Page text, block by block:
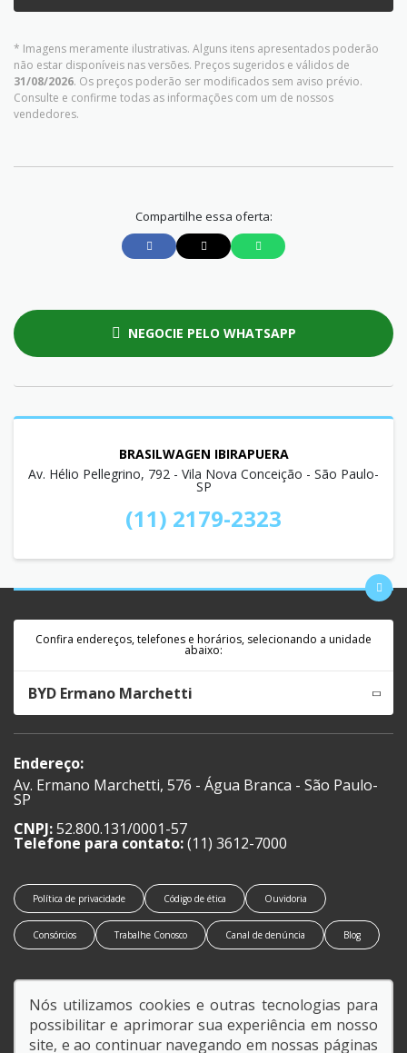
* Imagens meramente ilustrativas. Alguns itens apresentados poderão
não estar disponíveis nas versões. Preços sugeridos e válidos de
31/08/2026. Os preços poderão ser modificados sem aviso prévio.
Consulte e confirme todas as informações com um de nossos
vendedores.
Compartilhe essa oferta:
NEGOCIE PELO WHATSAPP
BRASILWAGEN IBIRAPUERA
Av. Hélio Pellegrino, 792 - Vila Nova Conceição - São Paulo-
SP
(11) 2179-2323
Confira endereços, telefones e horários, selecionando a unidade
abaixo:
BYD Ermano Marchetti
Endereço:
Av. Ermano Marchetti, 576 - Água Branca - São Paulo-
SP
CNPJ:52.800.131/0001-57
Telefone para contato:(11) 3612-7000
Política de privacidade Código de ética Ouvidoria
Consórcios Trabalhe Conosco Canal de denúncia Blog
SIGA-NOS:
Nós utilizamos cookies e outras tecnologias para
possibilitar e aprimorar sua experiência em nosso
site, e ao continuar navegando em nossas páginas